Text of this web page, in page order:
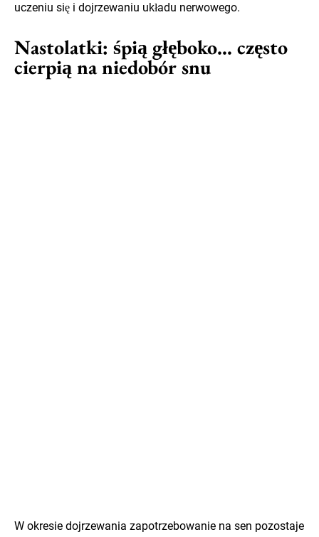
uczeniu się i dojrzewaniu układu nerwowego.
Nastolatki: śpią głęboko… często
cierpią na niedobór snu
W okresie dojrzewania zapotrzebowanie na sen pozostaje